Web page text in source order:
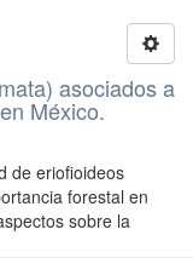
asociados a
México.
de eriofioideos
forestal en
sobre la